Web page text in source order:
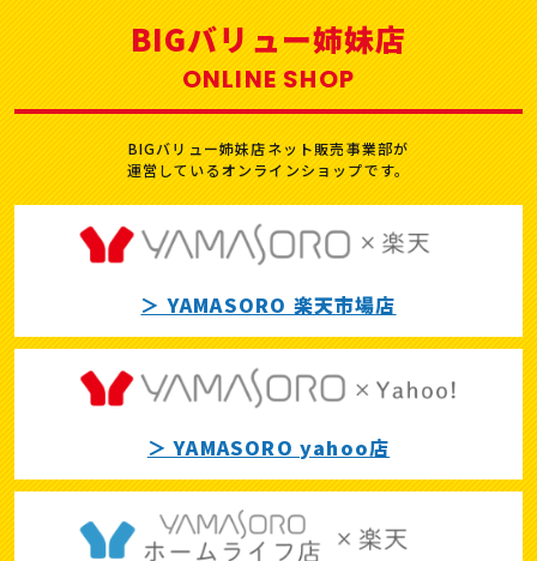
BIGバリュー姉妹店
ONLINE SHOP
BIGバリュー姉妹店ネット販売事業部が
運営しているオンラインショップです。
＞ YAMASORO 楽天市場店
＞ YAMASORO yahoo店